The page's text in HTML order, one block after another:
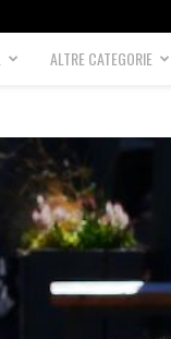
ALTRE CATEGORIE